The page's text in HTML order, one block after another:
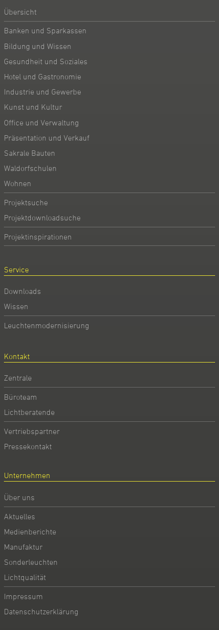
Übersicht
Banken und Sparkassen
Bildung und Wissen
Gesundheit und Soziales
Hotel und Gastronomie
Industrie und Gewerbe
Kunst und Kultur
Office und Verwaltung
Präsentation und Verkauf
Sakrale Bauten
Waldorfschulen
Wohnen
Projektsuche
Projektdownloadsuche
Projektinspirationen
Service
Downloads
Wissen
Leuchtenmodernisierung
Kontakt
Zentrale
Büroteam
Lichtberatende
Vertriebspartner
Pressekontakt
Unternehmen
Über uns
Aktuelles
Medienberichte
Manufaktur
Sonderleuchten
Lichtqualität
Impressum
Datenschutzerklärung